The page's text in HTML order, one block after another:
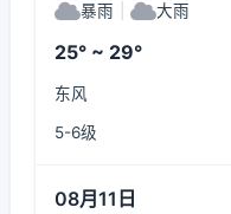
暴雨 大雨
25° ~ 29°
东风
5-6级
08月11日